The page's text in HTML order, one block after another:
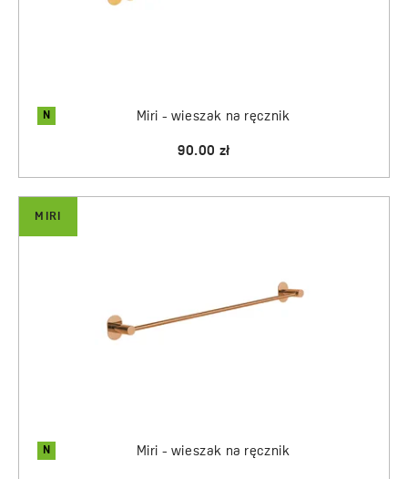
N Miri - wieszak na ręcznik
90.00 zł
MIRI
N Miri - wieszak na ręcznik